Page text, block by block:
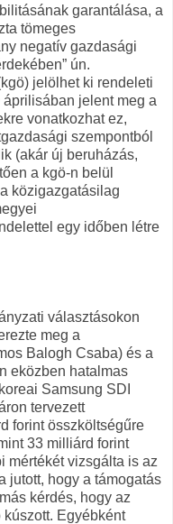
garantálása, a
tömeges
negatív gazdasági
ún.
jelölhet ki rendeleti
jelent meg a
vonatkozhat ez,
szempontból
(akár új beruházás,
a kgö-n belül
közigazgatásilag
egy időben létre
választásokon
meg a
Balogh Csaba) és a
eközben hatalmas
Samsung SDI
tervezett
forint összköltségűre
33 milliárd forint
mértékét vizsgálta is az
jutott, hogy a támogatás
kérdés, hogy az
Egyébként